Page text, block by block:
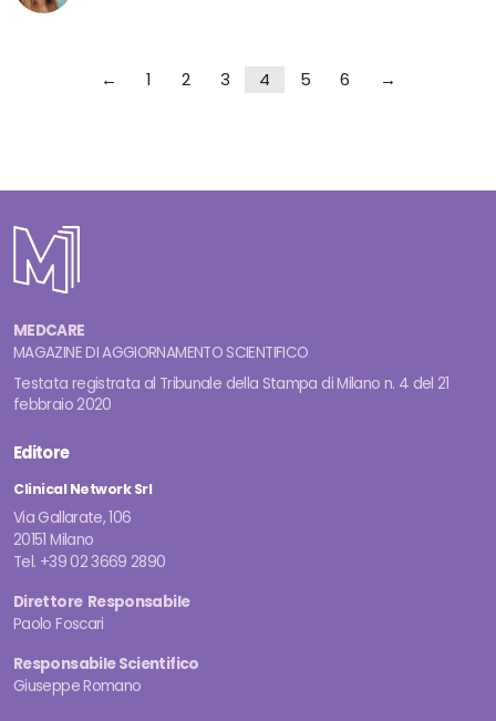
← 1 2 3 4 5 6 →
MEDCARE
MAGAZINE DI AGGIORNAMENTO SCIENTIFICO
Testata registrata al Tribunale della Stampa di Milano n. 4 del 21
febbraio 2020
Editore
Clinical Network Srl
Via Gallarate, 106
20151 Milano
Tel. +39 02 3669 2890
Direttore Responsabile
Paolo Foscari
Responsabile Scientifico
Giuseppe Romano